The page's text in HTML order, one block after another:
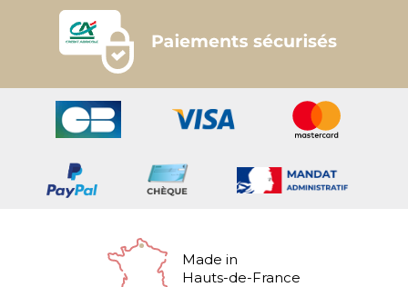
Made in
Hauts-de-France